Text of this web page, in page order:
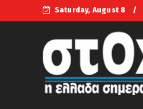
Saturday, August 8